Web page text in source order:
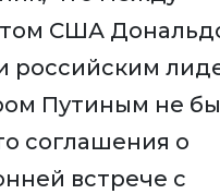
США
российским
Путиным не
соглашения о
встрече с